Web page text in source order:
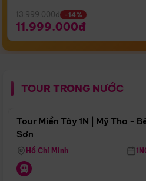
13.999.000đ -14%
11.999.000đ
TOUR TRONG NƯỚC
Tour Miền Tây 1N | Mỹ Tho -
Sơn
Hồ Chí Minh